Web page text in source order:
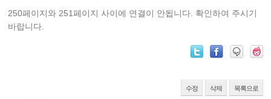
250페이지와 251페이지 사이에 연결이 안됩니다. 확인하여 주시기
바랍니다.
수정 삭제 목록으로